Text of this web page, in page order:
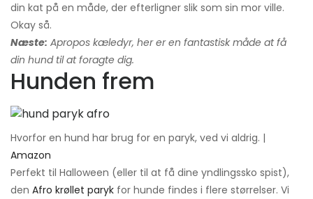
din kat på en måde, der efterligner slik som sin mor ville.
Okay så.
Næste: Apropos kæledyr, her er en fantastisk måde at få
din hund til at foragte dig.
Hunden frem
Hvorfor en hund har brug for en paryk, ved vi aldrig. |
Amazon
Perfekt til Halloween (eller til at få dine yndlingssko spist),
den Afro krøllet paryk for hunde findes i flere størrelser. Vi